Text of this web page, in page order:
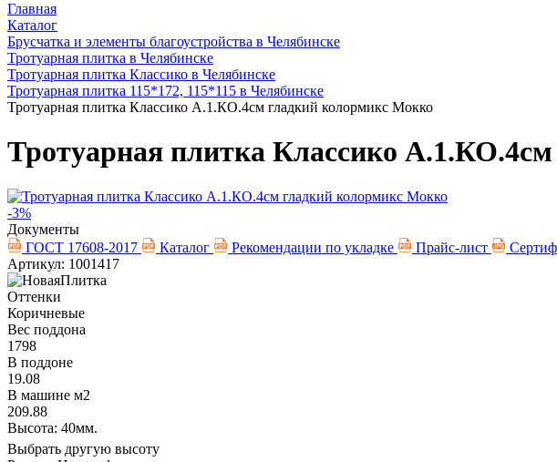
Главная
Каталог
Брусчатка и элементы благоустройства в Челябинске
Тротуарная плитка в Челябинске
Тротуарная плитка Классико в Челябинске
Тротуарная плитка 115*172, 115*115 в Челябинске
Тротуарная плитка Классико А.1.КО.4см гладкий колормикс Мокко
Тротуарная плитка Классико
-3%
Документы
ГОСТ 17608-2017
Каталог Рекомендации по укладке Прайс-лист
Артикул: 1001417
Оттенки
Коричневые
Вес поддона
1798
В поддоне
19.08
В машине м2
209.88
Высота: 40мм.
Выбрать другую высоту